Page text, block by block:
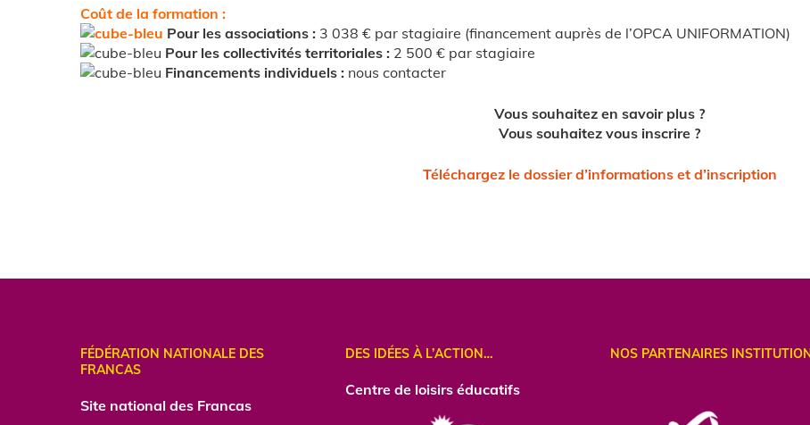
Coût de la formation :
Pour les associations : 3 038 € par stagiaire (financement auprès de l’OPCA UNIFORMATION)
Pour les collectivités territoriales : 2 500 € par stagiaire
Financements individuels : nous contacter
Vous souhaitez en savoir plus ?
Vous souhaitez vous inscrire ?
Téléchargez le dossier d’informations et d’inscription
FÉDÉRATION NATIONALE DES
FRANCAS
Site national des Francas
DES IDÉES À L’ACTION…
Centrede loisirs éducatifs
NOS PARTENAIRES